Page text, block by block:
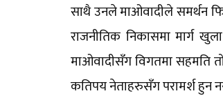
साथै उनले माओवादीले समर्थन
राजनीतिक निकासमा मार्ग
माओवादीसँग विगतमा सहमति
कतिपय नेताहरुसँग परामर्श हुन